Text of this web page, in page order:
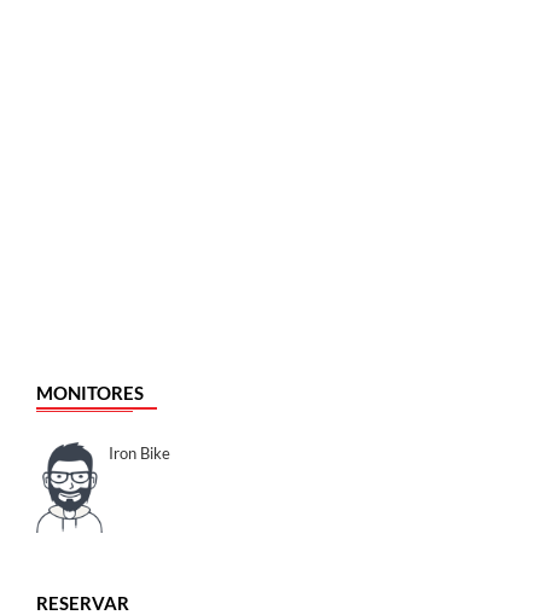
MONITORES
Iron Bike
RESERVAR